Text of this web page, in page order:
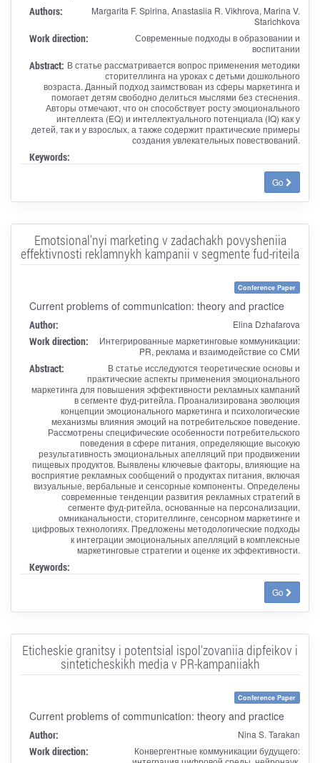
Authors:
Margarita F. Spirina, Anastasiia R. Vikhrova, Marina V.
Starichkova
Work direction:
Современные подходы в образовании и
воспитании
Abstract: В статье рассматривается вопрос применения методики
сторителлинга на уроках с детьми дошкольного
возраста. Данный подход заимствован из сферы маркетинга и
помогает детям свободно делиться мыслями без стеснения.
Авторы отмечают, что он способствует росту эмоционального
интеллекта (EQ) и интеллектуального потенциала (IQ) как у
детей, так и у взрослых, а также содержит практические примеры
создания увлекательных повествований.
Keywords:
Go
Emotsional'nyi marketing v zadachakh povysheniia
effektivnosti reklamnykh kampanii v segmente fud-riteila
Conference Paper
Current problems of communication: theory and practice
Author: Elina Dzhafarova
Work direction:
Интегрированные маркетинговые коммуникации:
PR, реклама и взаимодействие со СМИ
Abstract:
В статье исследуются теоретические основы и
практические аспекты применения эмоционального
маркетинга для повышения эффективности рекламных кампаний
в сегменте фуд-ритейла. Проанализирована эволюция
концепции эмоционального маркетинга и психологические
механизмы влияния эмоций на потребительское поведение.
Рассмотрены специфические особенности потребительского
поведения в сфере питания, определяющие высокую
результативность эмоциональных апелляций при продвижении
пищевых продуктов. Выявлены ключевые факторы, влияющие на
восприятие рекламных сообщений о продуктах питания, включая
визуальные, вербальные и сенсорные компоненты. Определены
современные тенденции развития рекламных стратегий в
сегменте фуд-ритейла, основанные на персонализации,
омниканальности, сторителлинге, сенсорном маркетинге и
цифровых технологиях. Предложены методологические подходы
к интеграции эмоциональных апелляций в комплексные
маркетинговые стратегии и оценке их эффективности.
Keywords:
Go
Eticheskie granitsy i potentsial ispol'zovaniia dipfeikov i
sinteticheskikh media v PR-kampaniiakh
Conference Paper
Current problems of communication: theory and practice
Author: Nina S. Tarakan
Work direction:
Конвергентные коммуникации будущего: